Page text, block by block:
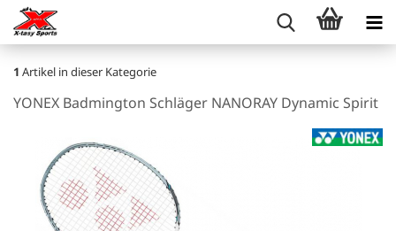
1 Artikel in dieser Kategorie
YONEX Badmington Schläger NANORAY Dynamic Spirit